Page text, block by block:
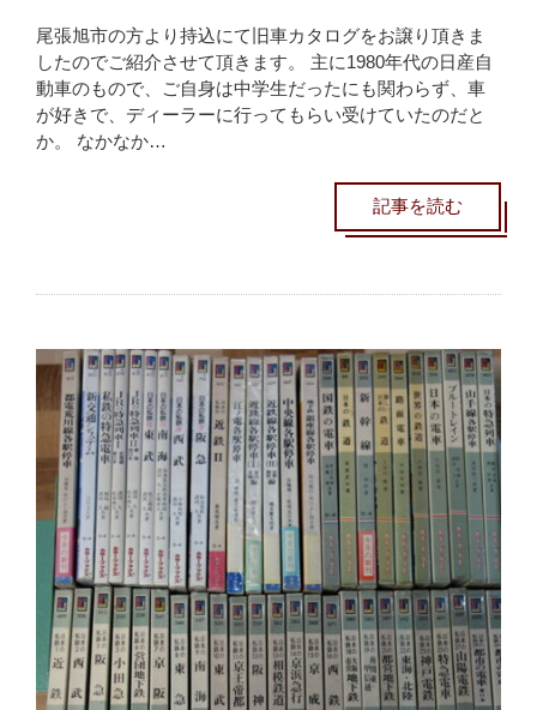
尾張旭市の方より持込にて旧車カタログをお譲り頂きま
したのでご紹介させて頂きます。 主に1980年代の日産自
動車のもので、ご自身は中学生だったにも関わらず、車
が好きで、ディーラーに行ってもらい受けていたのだと
か。 なかなか…
記事を読む